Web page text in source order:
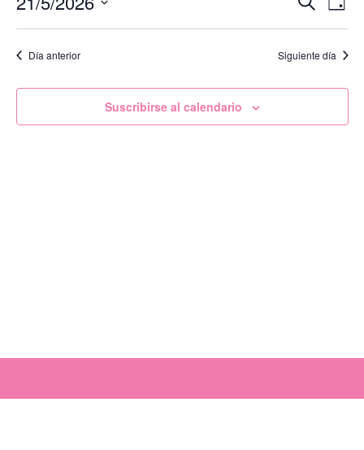
de
y
vistas
de
de
Día
Día anterior Siguiente día
Suscribirse al calendario